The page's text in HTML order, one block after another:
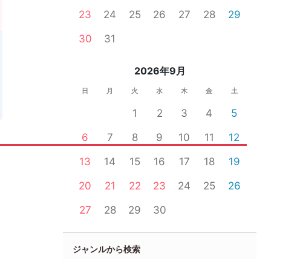
23
24 25 26 27 28
29
30
31
2026年9月
日 月 火 水 木 金 土
1 2 3 4
5
6
7 8 9 10 11
12
13
14 15 16 17 18
19
20
21 22 23 24 25
26
27
28 29 30
ジャンルから検索